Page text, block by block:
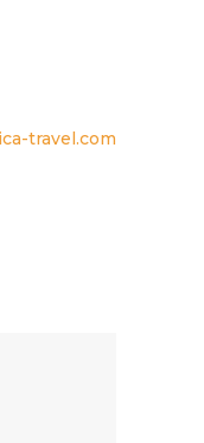
travel.com